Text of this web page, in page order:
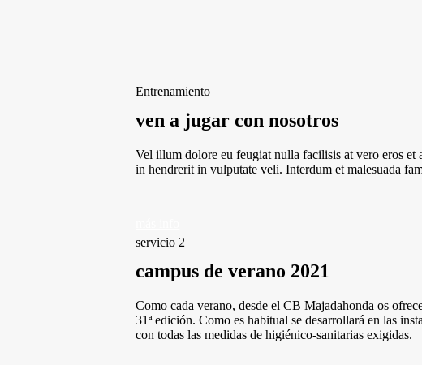
Entrenamiento
ven a jugar con nosotros
Vel illum dolore eu feugiat nulla facilisis at vero eros
in hendrerit in vulputate veli. Interdum et malesuada
servicio 2
campus de verano 2021
Como cada verano, desde el CB Majadahonda os
31ª edición. Como es habitual se desarrollará en las
con todas las medidas de higiénico-sanitarias exigidas.